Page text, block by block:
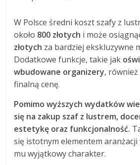
W Polsce średni koszt szafy z
około 800 złotych i może
złotych za bardziej ekskluzywne
Dodatkowe funkcje, takie jak
wbudowane organizery, również
finalną cenę.
Pomimo wyższych wydatków
się na zakup szaf z lustrem,
estetykę oraz funkcjonalność.
się istotnym elementem
mu wyjątkowy charakter.